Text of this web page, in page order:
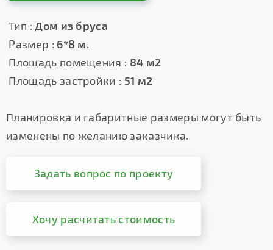
Тип : Дом из бруса
Размер : 6*8 м.
Площадь помещения : 84 м2
Площадь застройки : 51 м2
Планировка и габаритные размеры могут быть
изменены по желанию заказчика.
Задать вопрос по проекту
Хочу расчитать стоимость